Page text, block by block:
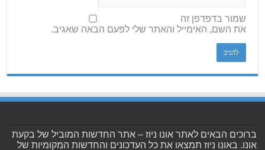
שמור בדפדפן זה
את השם, האימייל והאתר שלי לפעם הבאה שאגיב.
ברוכים הבאים לאתר אונו ניוז – אתר החדשות המוביל של בקעת
אונו. באונו ניוז תמצאו את כל העדכונים והחדשות המקומיות של